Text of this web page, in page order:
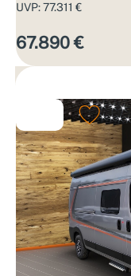
UVP: 77.311 €
67.890 €